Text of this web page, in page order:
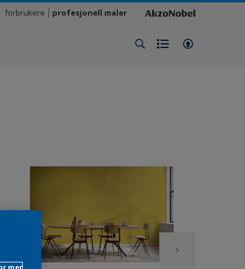
forbrukere profesjonell maler
mer